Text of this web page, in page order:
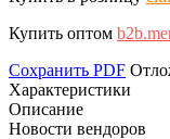
Купить оптом
Сохранить PDF
Характеристики
Описание
Новости вендоров